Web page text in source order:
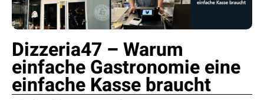
Dizzeria47 – Warum
einfache Gastronomie eine
einfache Kasse braucht